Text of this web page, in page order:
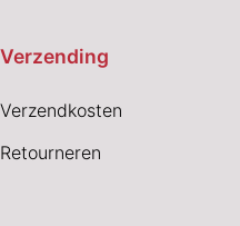
Verzending
Verzendkosten
Retourneren